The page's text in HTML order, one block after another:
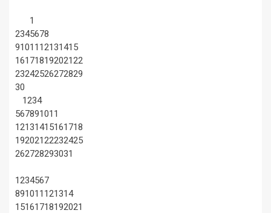
1
2345678
91011 12131415
16171819202122
23242526272829
30
1234
567891011
12131415161718
19202122232425
262728293031
1234567
891011 121314
15161718192021